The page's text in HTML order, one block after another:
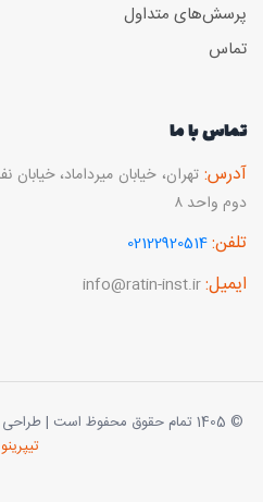
پرسش‌های متداول
تماس
تماس با ما
آدرس:
دوم واحد ۸
تلفن:02122920514
ایمیل:
© 1405 تمام حقوق محفوظ است | طراحی و توسعه توسط گروه فنی و مهندسی
تیپرینو